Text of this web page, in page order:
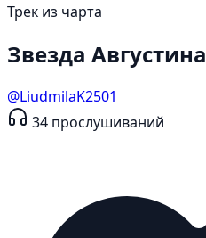
Трек из чарта
Звезда Августина
@LiudmilaK2501
34 прослушиваний